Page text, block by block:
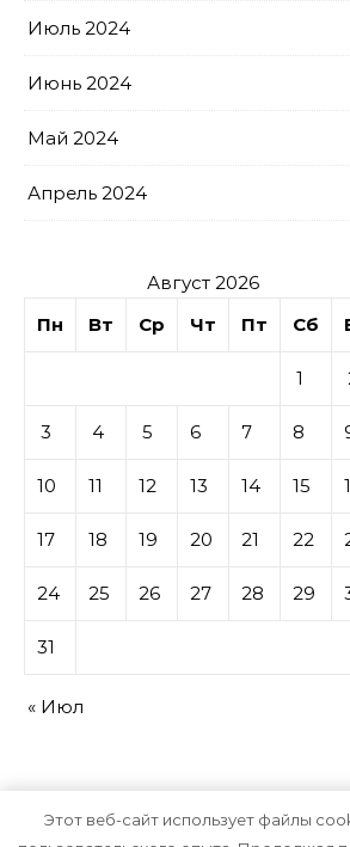
Июль 2024
Июнь 2024
Май 2024
Апрель 2024
Август 2026
Пн
Вт Ср Чт Пт Сб
1
3 4 5 6 7 8
10 11 12 13 14 15
17 18 19 20 21 22
24 25 26 27 28 29
31
« Июл
Этот веб-сайт использует файлы